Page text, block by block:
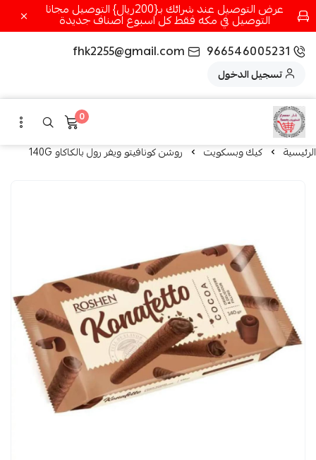
عرض التوصيل عند شرائك بـ{200ريال} التوصيل مجانا
التوصيل في مكه فقط كل اسبوع اصناف جديدة
966546005231
fhk2255@gmail.com
تسجيل الدخول
0
الرئيسية كيك وبسكويت روشن كونافيتو ويفر رول بالكاكاو 140G